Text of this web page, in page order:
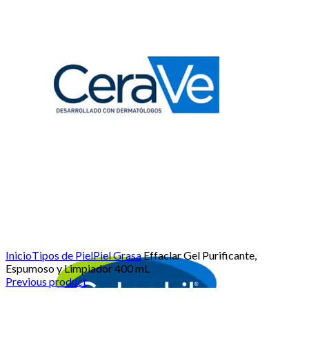
InicioTipos de PielPiel GrasaEffaclar Gel Purificante,
Espumoso y Limpiador 400 mL
Previous product